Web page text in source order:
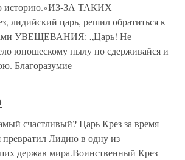
историю.«ИЗ-ЗА ТАКИХ
царь, решил обратиться к
УВЕЩЕВАНИЯ: „Царь! Не
юношескому пылу но сдерживайся и
Благоразумие —
счастливый? Царь Крез за время
превратил Лидию в одну из
держав мира.Воинственный Крез